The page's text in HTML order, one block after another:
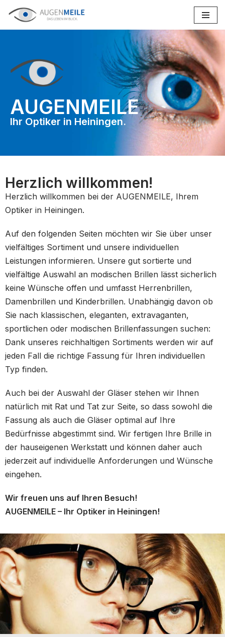
Zum
AUGENMEILE
Ihr Optiker in Heiningen.
Herzlich willkommen!
Herzlich willkommen bei der AUGENMEILE, Ihrem
Optiker in Heiningen.
Auf den folgenden Seiten möchten wir Sie über unser
vielfältiges Sortiment und unsere individuellen
Leistungen informieren. Unsere gut sortierte und
vielfältige Auswahl an modischen Brillen lässt sicherlich
keine Wünsche offen und umfasst Herrenbrillen,
Damenbrillen und Kinderbrillen. Unabhängig davon ob
Sie nach klassischen, eleganten, extravaganten,
sportlichen oder modischen Brillenfassungen suchen:
Dank unseres reichhaltigen Sortiments werden wir auf
jeden Fall die richtige Fassung für Ihren individuellen
Typ finden.
Auch bei der Auswahl der Gläser stehen wir Ihnen
natürlich mit Rat und Tat zur Seite, so dass sowohl die
Fassung als auch die Gläser optimal auf Ihre
Bedürfnisse abgestimmt sind. Wir fertigen Ihre Brille in
der hauseigenen Werkstatt und können daher auch
jederzeit auf individuelle Anforderungen und Wünsche
eingehen.
Wir freuen uns auf Ihren Besuch!
AUGENMEILE – Ihr Optiker in Heiningen!